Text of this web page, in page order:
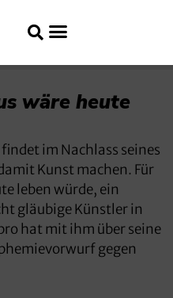
wäre heute
im Nachlass seines
Kunst machen. Für
leben würde, ein
gläubige Künstler in
hat mit ihm über seine
gegen